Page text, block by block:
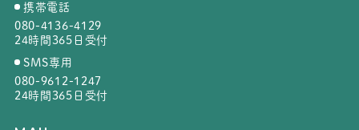
携帯電話
080-4136-4129
24時間365日受付
SMS専用
080-9612-1247
24時間365日受付